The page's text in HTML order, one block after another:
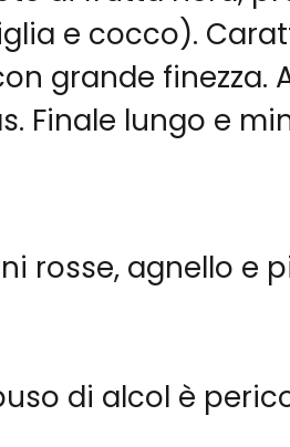
e cocco).
grande
Finale lungo e
rosse, agnello e
di alcol è